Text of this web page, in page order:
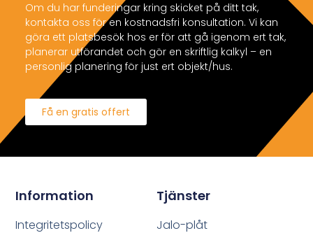
Om du har funderingar kring skicket på ditt tak,
kontakta oss för en kostnadsfri konsultation. Vi kan
göra ett platsbesök hos er för att gå igenom ert tak,
planerar utförandet och gör en skriftlig kalkyl – en
personlig planering för just ert objekt/hus.
Få en gratis offert
Tjänster
Jalo-plåt
Information
Integritetspolicy